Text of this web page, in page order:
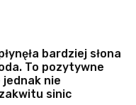
bardziej słona
To pozytywne
jednak nie
sinic